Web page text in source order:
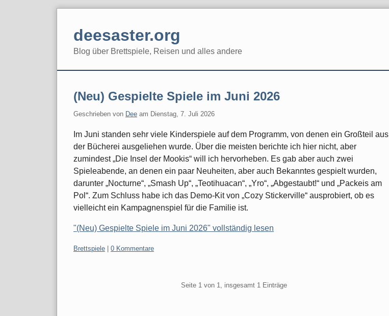
deesaster.org
Blog über Brettspiele, Reisen und alles andere
(Neu) Gespielte Spiele im Juni 2026
Geschrieben von Dee am Dienstag, 7. Juli 2026
Im Juni standen sehr viele Kinderspiele auf dem Programm, von denen ein Großteil aus
der Bücherei ausgeliehen wurde. Über die meisten berichte ich hier nicht, aber
zumindest „Die Insel der Mookis“ will ich hervorheben. Es gab aber auch zwei
Spieleabende, an denen ein paar Neuheiten, aber auch Bekanntes gespielt wurden,
darunter „Nocturne“, „Smash Up“, „Teotihuacan“, „Yro“, „Abgestaubt!“ und „Packeis am
Pol“. Zum Schluss habe ich das Demo-Kit von „Cozy Stickerville“ ausprobiert, ob es
vielleicht ein Kampagnenspiel für die Familie ist.
"(Neu) Gespielte Spiele im Juni 2026" vollständig lesen
Kategorien:
Brettspiele | 0 Kommentare
Seite 1 von 1, insgesamt 1 Einträge